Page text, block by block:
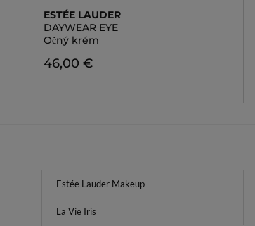
ESTÉE LAUDER
DAYWEAR EYE
Očný krém
46,00 €
Estée Lauder Makeup
La Vie Iris